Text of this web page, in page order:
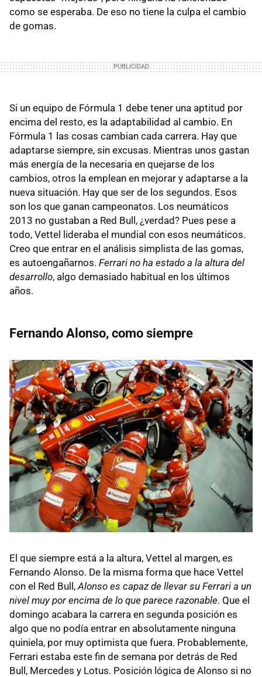
como se esperaba. De eso no tiene la culpa el cambio
de gomas.
Si un equipo de Fórmula 1 debe tener una aptitud por
encima del resto, es la adaptabilidad al cambio. En
Fórmula 1 las cosas cambian cada carrera. Hay que
adaptarse siempre, sin excusas. Mientras unos gastan
más energía de la necesaria en quejarse de los
cambios, otros la emplean en mejorar y adaptarse a la
nueva situación. Hay que ser de los segundos. Esos
son los que ganan campeonatos. Los neumáticos
2013 no gustaban a Red Bull, ¿verdad? Pues pese a
todo, Vettel lideraba el mundial con esos neumáticos.
Creo que entrar en el análisis simplista de las gomas,
es autoengañarnos. Ferrari no ha estado a la altura del
desarrollo, algo demasiado habitual en los últimos
años.
Fernando Alonso, como siempre
El que siempre está a la altura, Vettel al margen, es
Fernando Alonso. De la misma forma que hace Vettel
con el Red Bull, Alonso es capaz de llevar su Ferrari a un
nivel muy por encima de lo que parece razonable. Que el
domingo acabara la carrera en segunda posición es
algo que no podía entrar en absolutamente ninguna
quiniela, por muy optimista que fuera. Probablemente,
Ferrari estaba este fin de semana por detrás de Red
Bull, Mercedes y Lotus. Posición lógica de Alonso si no